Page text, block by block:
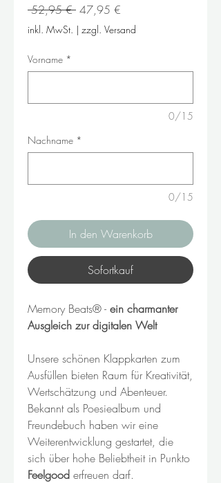
52,95 € Standardpreis
47,95 €
Preis
inkl. MwSt. | zzgl. Versand
Vorname *
0/15
Nachname *
0/15
In den Warenkorb
Sofortkauf
Memory Beats® - ein charmanter
Ausgleich zur digitalen Welt
Unsere schönen Klappkarten zum
Ausfüllen bieten Raum für Kreativität,
Wertschätzung und Abenteuer.
Bekannt als Poesiealbum und
Freundebuch haben wir eine
Weiterentwicklung gestartet, die
sich über hohe Beliebtheit in Punkto
Feelgood erfreuen darf.